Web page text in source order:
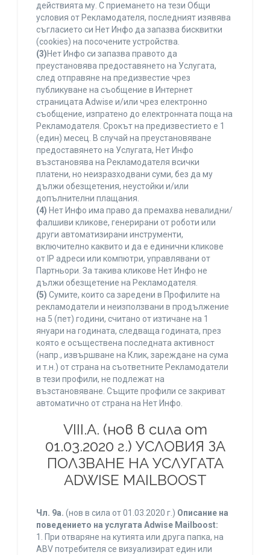
действията му. С приемането на тези Общи
условия от Рекламодателя, последният изявява
съгласието си Нет Инфо да запазва бисквитки
(cookies) на посочените устройства.
(3)Нет Инфо си запазва правото да
преустановява предоставянето на Услугата,
след отправяне на предизвестие чрез
публикуване на съобщение в Интернет
страницата Adwise и/или чрез електронно
съобщение, изпратено до електронната поща на
Рекламодателя. Срокът на предизвестието е 1
(един) месец. В случай на преустановяване
предоставянето на Услугата, Нет Инфо
възстановява на Рекламодателя всички
платени, но неизразходвани суми, без да му
дължи обезщетения, неустойки и/или
допълнителни плащания.
(4) Нет Инфо има право да премахва невалидни/
фалшиви кликове, генерирани от роботи или
други автоматизирани инструменти,
включително каквито и да е единични кликове
от IP адреси или компютри, управлявани от
Партньори. За такива кликове Нет Инфо не
дължи обезщетение на Рекламодателя.
(5) Сумите, които са заредени в Профилите на
рекламодатели и неизползвани в продължение
на 5 (пет) години, считано от изтичане на 1
януари на годината, следваща годината, през
която е осъществена последната активност
(напр., извършване на Клик, зареждане на сума
и т.н.) от страна на съответните Рекламодатели
в тези профили, не подлежат на
възстановяване. Същите профили се закриват
автоматично от страна на Нет Инфо.
VIII.A. (нов в сила от
01.03.2020 г.) УСЛОВИЯ ЗА
ПОЛЗВАНЕ НА УСЛУГАТА
ADWISE MAILBOOST
Чл. 9а. (нов в сила от 01.03.2020 г.) Описание на
поведението на услугата Adwise Mailboost:
1. При отваряне на кутията или друга папка, на
ABV потребителя се визуализират един или